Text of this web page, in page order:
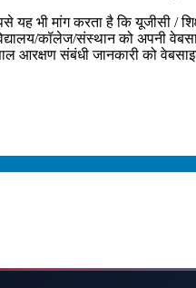
करता है कि यूजीसी / शिक्षा
कॉलेज/संस्थान को अपनी
आरक्षण संबंधी जानकारी को